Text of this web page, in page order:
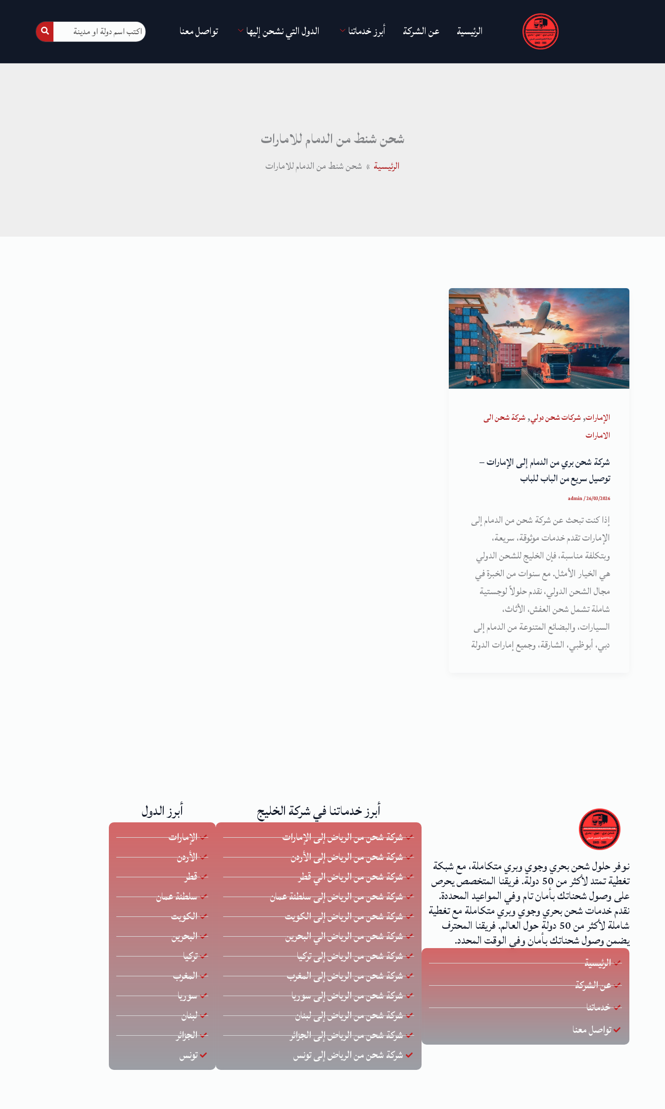
الرئيسية عن الشركة أبرز خدماتنا الدول التي نشحن إليها تواصل معنا
شحن شنط من الدمام للامارات
الرئيسية شحن شنط من الدمام للامارات
الإمارات,شركات شحن دولي,شركة شحن الى
الامارات
شركة شحن بري من الدمام إلى الإمارات –
توصيل سريع من الباب للباب
admin/26/03/2026
إذا كنت تبحث عن شركة شحن من الدمام إلى
الإمارات تقدم خدمات موثوقة، سريعة،
وبتكلفة مناسبة، فإن الخليج للشحن الدولي
هي الخيار الأمثل. مع سنوات من الخبرة في
مجال الشحن الدولي، نقدم حلولاً لوجستية
شاملة تشمل شحن العفش، الأثاث،
السيارات، والبضائع المتنوعة من الدمام إلى
دبي، أبوظبي، الشارقة، وجميع إمارات الدولة
نوفر حلول شحن بحري وجوي وبري متكاملة، مع شبكة
تغطية تمتد لأكثر من 50 دولة. فريقنا المتخصص يحرص
على وصول شحناتك بأمان تام وفي المواعيد المحددة.
نقدم خدمات شحن بحري وجوي وبري متكاملة مع تغطية
شاملة لأكثر من 50 دولة حول العالم. فريقنا المحترف
يضمن وصول شحناتك بأمان وفي الوقت المحدد.
الرئيسية
عن الشركة
خدماتنا
تواصل معنا
أبرز خدماتنا في شركة الخليج
شركة شحن من الرياض إلى الإمارات
شركة شحن من الرياض إلى الأردن
شركة شحن من الرياض الي قطر
شركة شحن من الرياض إلى سلطنة عمان
شركة شحن من الرياض إلى الكويت
شركة شحن من الرياض الي البحرين
شركة شحن من الرياض إلى تركيا
شركة شحن من الرياض إلى المغرب
شركة شحن من الرياض إلى سوريا
شركة شحن من الرياض إلى لبنان
شركة شحن من الرياض إلى الجزائر
شركة شحن من الرياض إلى تونس
أبرز الدول
الإمارات
الأردن
قطر
سلطنة عمان
الكويت
البحرين
تركيا
المغرب
سوريا
لبنان
الجزائر
تونس